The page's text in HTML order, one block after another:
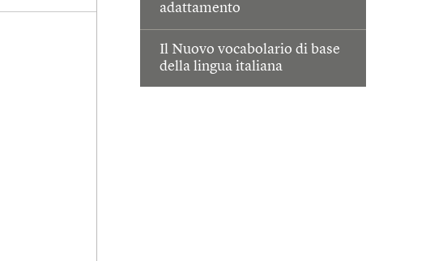
adattamento
Il Nuovo vocabolario di base
della lingua italiana